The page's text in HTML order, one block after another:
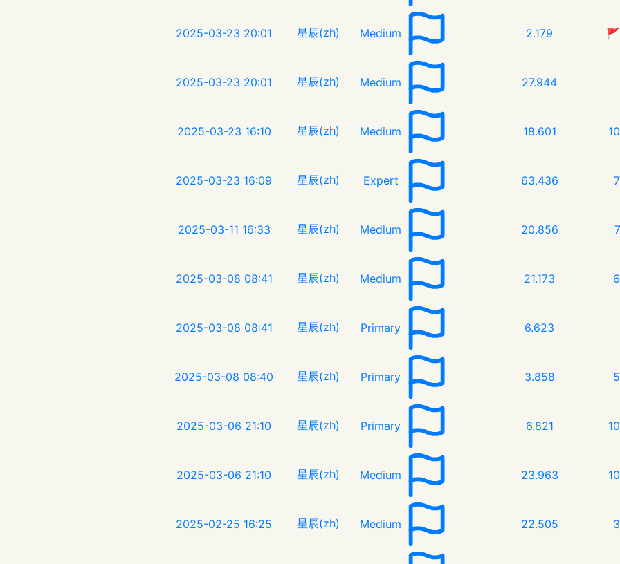
2025-03-23 20:01 星辰(zh) Medium 2.179
2025-03-23 20:01 星辰(zh) Medium 27.944
2025-03-23 16:10 星辰(zh) Medium 18.601
2025-03-23 16:09 星辰(zh) Expert 63.436
2025-03-11 16:33 星辰(zh) Medium 20.856
2025-03-08 08:41 星辰(zh) Medium 21.173
2025-03-08 08:41 星辰(zh) Primary 6.623
2025-03-08 08:40 星辰(zh) Primary 3.858
2025-03-06 21:10 星辰(zh) Primary 6.821
2025-03-06 21:10 星辰(zh) Medium 23.963
2025-02-25 16:25 星辰(zh) Medium 22.505